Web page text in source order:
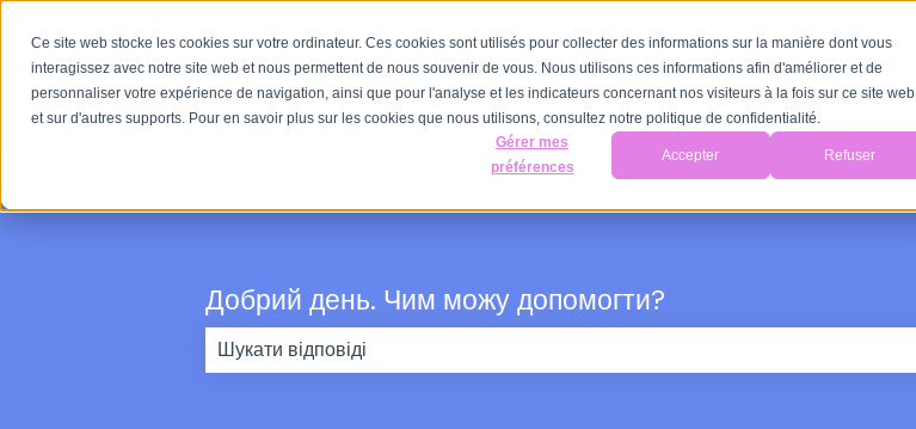
Ce site web stocke les cookies sur votre ordinateur. Ces cookies sont utilisés pour collecter des informations sur la manière dont vous
interagissez avec notre site web et nous permettent de nous souvenir de vous. Nous utilisons ces informations afin d'améliorer et de
personnaliser votre expérience de navigation, ainsi que pour l'analyse et les indicateurs concernant nos visiteurs à la fois sur ce site web
et sur d'autres supports. Pour en savoir plus sur les cookies que nous utilisons, consultez notre politique de confidentialité.
Gérer mes
préférences
Accepter Refuser
Добрий день. Чим можу допомогти?